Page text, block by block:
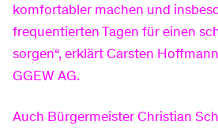
Router zurück senden
Anschluss ans
Dokumente & Formulare
Umzug
komfortabler machen und
frequentierten Tagen für einen
sorgen“, erklärt Carsten
GGEW AG.
Auch Bürgermeister Christian